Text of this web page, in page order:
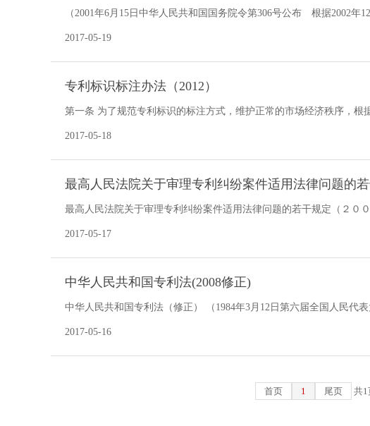
（2001年6月15日中华人民共和国国务院令第306号公布 根据2002年
2017-05-19
专利标识标注办法（2012）
第一条 为了规范专利标识的标注方式，维护正常的市场经济秩序，
2017-05-18
最高人民法院关于审理专利纠纷案件适用法律问题的
最高人民法院关于审理专利纠纷案件适用法律问题的若干规定（２０
2017-05-17
中华人民共和国专利法(2008修正)
中华人民共和国专利法（修正） （1984年3月12日第六届全国人民代
2017-05-16
首页 1 尾页 共1